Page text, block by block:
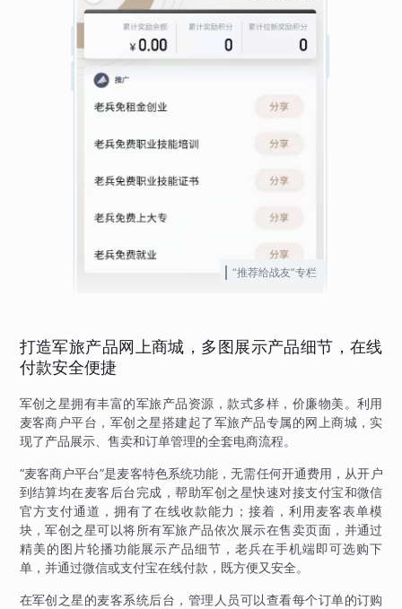
“推荐给战友”专栏
打造军旅产品网上商城，多图展示产品细节，在线
付款安全便捷
军创之星拥有丰富的军旅产品资源，款式多样，价廉物美。利用
麦客商户平台，军创之星搭建起了军旅产品专属的网上商城，实
现了产品展示、售卖和订单管理的全套电商流程。
“麦客商户平台”是麦客特色系统功能，无需任何开通费用，从开户
到结算均在麦客后台完成，帮助军创之星快速对接支付宝和微信
官方支付通道，拥有了在线收款能力；接着，利用麦客表单模
块，军创之星可以将所有军旅产品依次展示在售卖页面，并通过
精美的图片轮播功能展示产品细节，老兵在手机端即可选购下
单，并通过微信或支付宝在线付款，既方便又安全。
在军创之星的麦客系统后台，管理人员可以查看每个订单的订购